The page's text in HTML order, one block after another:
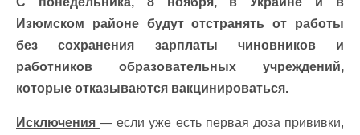
Изюмском районе будут отстранять от работы
без сохранения зарплаты чиновников и
работников образовательных учреждений,
которые отказываются вакцинироваться.
Исключения — если уже есть первая доза прививки,